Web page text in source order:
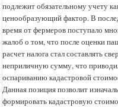
подлежит обязательному учету
ценообразующий фактор. В
время от фермеров поступало
жалоб о том, что после оценки
расчет налога стал составлять
неприличную сумму, что
оспариванию кадастровой
Данная позиция позволит
формировать кадастровую